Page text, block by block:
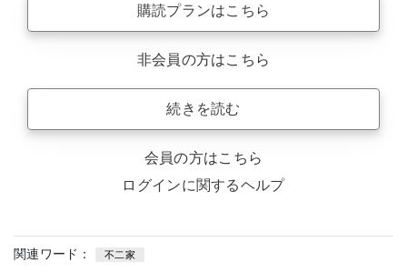
購読プランはこちら
非会員の方はこちら
続きを読む
会員の方はこちら
ログインに関するヘルプ
関連ワード： 不二家